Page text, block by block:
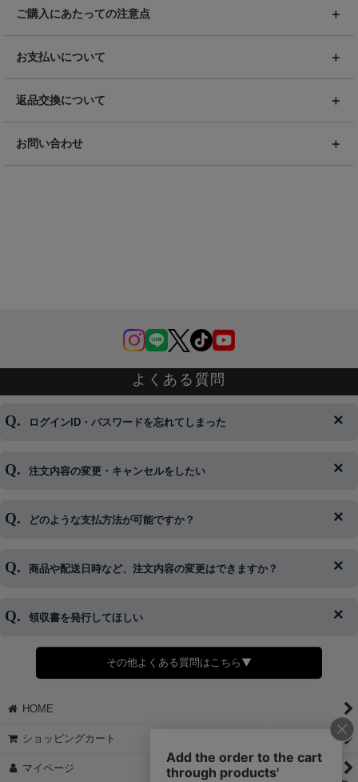
ご購入にあたっての注意点
お支払いについて
返品交換について
お問い合わせ
よくある質問
ログインID・パスワードを忘れてしまった
◆下記ページより、ログインIDの変更が可能です。
注文内容の変更・キャンセルをしたい
◆即日発送を行なっている関係上、午後以降のご連絡やキャンセル
※発送後、発送準備が完了しお手続きが間に合わない場合は変更、
どのような支払方法が可能ですか？
◆代金引換・クレジットカード・携帯キャリア決済・おねだり決
商品や配送日時など、注文内容の変更はできますか？
◆商品発送前の変更は承っております。
さい。
領収書を発行してほしい
◆領収書はご希望頂いた場合のみ発行しております。
【これからご注文する場合】
STEP2「お届け先・お支払い」ページにて備考欄に下記の記載をお
願いします。
②宛名（空欄は上様は不可）
その他よくある質問はこちら▼
HOME
ショッピングカート
マイページ